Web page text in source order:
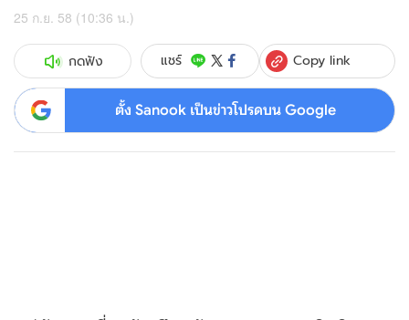
25 ก.ย. 58 (10:36 น.)
กดฟัง แชร์ Copy link
ตั้ง Sanook เป็นข่าวโปรดบน Google